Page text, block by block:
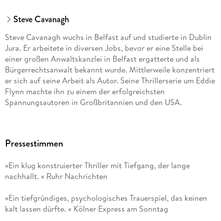
Steve Cavanagh
Steve Cavanagh wuchs in Belfast auf und studierte in Dublin
Jura. Er arbeitete in diversen Jobs, bevor er eine Stelle bei
einer großen Anwaltskanzlei in Belfast ergatterte und als
Bürgerrechtsanwalt bekannt wurde. Mittlerweile konzentriert
er sich auf seine Arbeit als Autor. Seine Thrillerserie um Eddie
Flynn machte ihn zu einem der erfolgreichsten
Spannungsautoren in Großbritannien und den USA.
Pressestimmen
»Ein klug konstruierter Thriller mit Tiefgang, der lange
nachhallt. « Ruhr Nachrichten
»Ein tiefgründiges, psychologisches Trauerspiel, das keinen
kalt lassen dürfte. « Kölner Express am Sonntag